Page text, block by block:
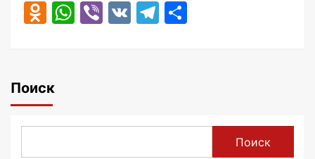
Odnoklassniki
WhatsApp
Viber
VK Telegram
Поиск
Поиск